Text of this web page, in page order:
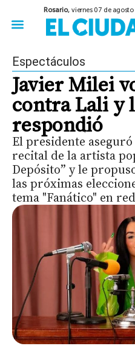
Rosario,viernes 07 de
Espectáculos
Javier Milei
contra Lali y
respondió
El presidente
recital de la artista
Depósito” y le
las próximas
tema "Fanático" en